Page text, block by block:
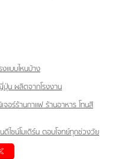
แบบไหนบ้าง
ปุ่น ผลิตจากโรงงาน
อร์ร้านกาแฟ ร้านอาหาร โทนสี
ดีไซน์โมเดิร์น ตอบโจทย์ทุกช่วงวัย